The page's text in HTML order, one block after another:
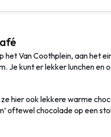
Van Coothplein, aan het
Je kunt er lekker lunchen en
hier ook lekkere warme
oftewel chocolade op een